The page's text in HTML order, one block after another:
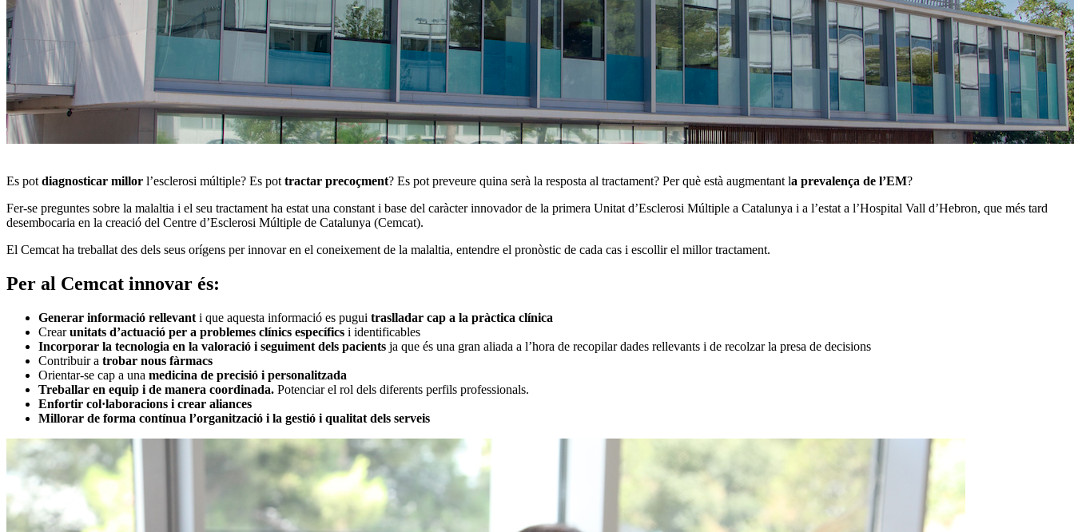
Es pot diagnosticar millor l’esclerosi múltiple? Es pot tractar precoçment? Es pot preveure quina serà la resposta al tractament? Per què està augmentant la prevalença de l’EM?
Fer-se preguntes sobre la malaltia i el seu tractament ha estat una constant i base del caràcter innovador de la primera Unitat d’Esclerosi Múltiple a Catalunya i a l’estat a l’Hospital Vall d’Hebron, que més tard
desembocaria en la creació del Centre d’Esclerosi Múltiple de Catalunya (Cemcat).
El Cemcat ha treballat des dels seus orígens per innovar en el coneixement de la malaltia, entendre el pronòstic de cada cas i escollir el millor tractament.
Per al Cemcat innovar és:
Generar informació rellevant i que aquesta informació es pugui traslladar cap a la pràctica clínica
Crearunitats d’actuació per a problemes clínics específics i identificables
Incorporar la tecnologia en la valoració i seguiment dels pacients ja que és una gran aliada a l’hora de recopilar dades rellevants i de recolzar la presa de decisions
Contribuir a trobar nous fàrmacs
Orientar-se cap a una medicina de precisió i personalitzada
Treballar en equip i de manera coordinada. Potenciar el rol dels diferents perfils professionals.
Enfortir col·laboracions i crear aliances
Millorar de forma contínua l’organització i la gestió i qualitat dels serveis